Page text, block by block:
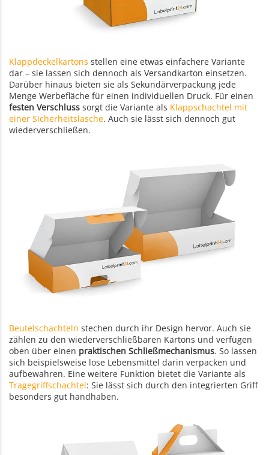
Klappdeckelkartons stellen eine etwas einfachere Variante
dar – sie lassen sich dennoch als Versandkarton einsetzen.
Darüber hinaus bieten sie als Sekundärverpackung jede
Menge Werbefläche für einen individuellen Druck. Für einen
festen Verschluss sorgt die Variante als Klappschachtel mit
einer Sicherheitslasche. Auch sie lässt sich dennoch gut
wiederverschließen.
Beutelschachteln stechen durch ihr Design hervor. Auch sie
zählen zu den wiederverschließbaren Kartons und verfügen
oben über einen praktischen Schließmechanismus. So lassen
sich beispielsweise lose Lebensmittel darin verpacken und
aufbewahren. Eine weitere Funktion bietet die Variante als
Tragegriffschachtel: Sie lässt sich durch den integrierten Griff
besonders gut handhaben.